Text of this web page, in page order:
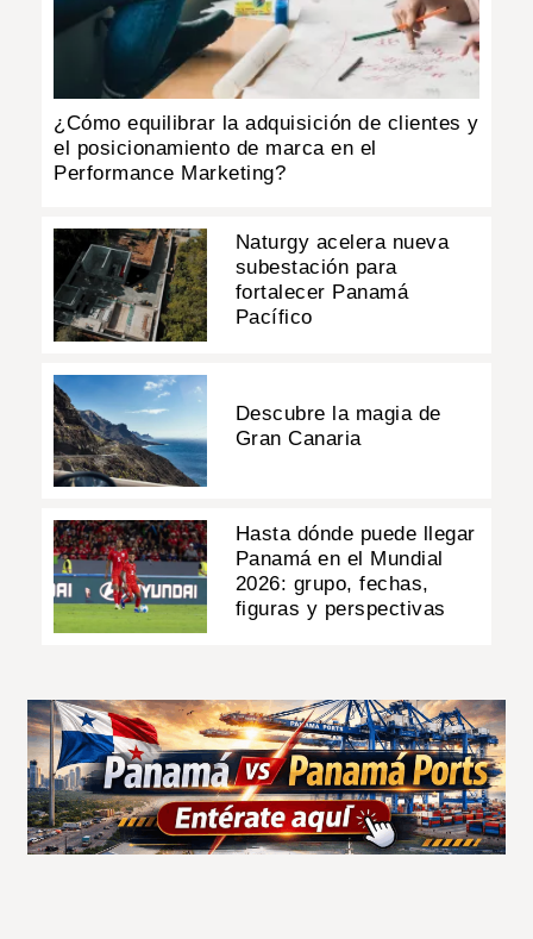
¿Cómo equilibrar la adquisición de clientes y
el posicionamiento de marca en el
Performance Marketing?
Naturgy acelera nueva
subestación para
fortalecer Panamá
Pacífico
Descubre la magia de
Gran Canaria
Hasta dónde puede llegar
Panamá en el Mundial
2026: grupo, fechas,
figuras y perspectivas